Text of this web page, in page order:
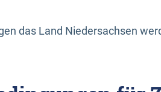
das Land Niedersachsen